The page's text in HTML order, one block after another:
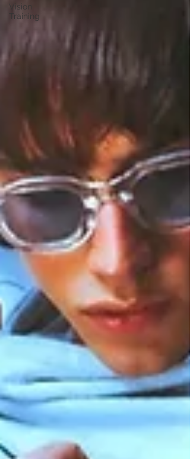
Vision
Training